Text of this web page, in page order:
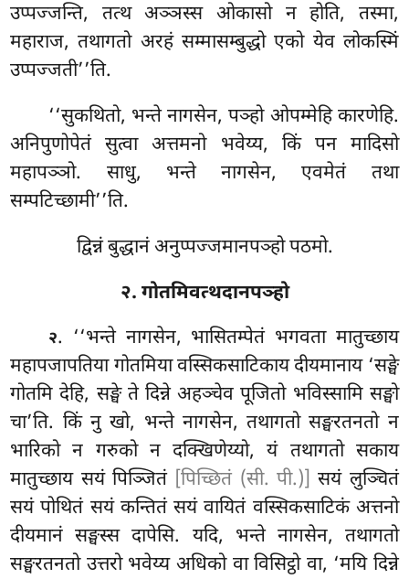
उप्पज्जन्ति, तत्थ अञ्ञस्स ओकासो न होति, तस्मा,
महाराज, तथागतो अरहं सम्मासम्बुद्धो एको येव लोकस्मिं
उप्पज्जती’’ति.
‘‘सुकथितो, भन्ते नागसेन, पञ्हो ओपम्मेहि कारणेहि.
अनिपुणोपेतं सुत्वा अत्तमनो भवेय्य, किं पन मादिसो
महापञ्ञो. साधु, भन्ते नागसेन, एवमेतं तथा
सम्पटिच्छामी’’ति.
द्विन्नं बुद्धानं अनुप्पज्जमानपञ्हो पठमो.
२. गोतमिवत्थदानपञ्हो
२. ‘‘भन्ते नागसेन, भासितम्पेतं भगवता मातुच्छाय
महापजापतिया गोतमिया वस्सिकसाटिकाय दीयमानाय ‘सङ्घे
गोतमि देहि, सङ्घे ते दिन्ने अहञ्चेव पूजितो भविस्सामि सङ्घो
चा’ति. किं नु खो, भन्ते नागसेन, तथागतो सङ्घरतनतो न
भारिको न गरुको न दक्खिणेय्यो, यं तथागतो सकाय
मातुच्छाय सयं पिञ्जितं [पिच्छितं (सी. पी.)] सयं लुञ्चितं
सयं पोथितं सयं कन्तितं सयं वायितं वस्सिकसाटिकं अत्तनो
दीयमानं सङ्घस्स दापेसि. यदि, भन्ते नागसेन, तथागतो
सङ्घरतनतो उत्तरो भवेय्य अधिको वा विसिट्ठो वा, ‘मयि दिन्ने